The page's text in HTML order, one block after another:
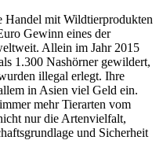
Handel mit Wildtierprodukten
Gewinn eines der
Allein im Jahr 2015
1.300 Nashörner gewildert,
illegal erlegt. Ihre
in Asien viel Geld ein.
mehr Tierarten vom
nur die Artenvielfalt,
und Sicherheit